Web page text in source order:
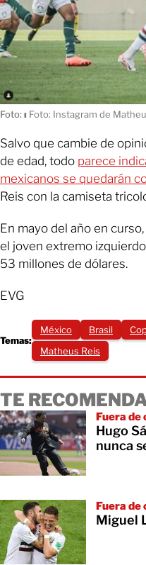
Foto:ı Foto: Instagram de
Salvo que cambie de
de edad, todo parece
mexicanos se quedarán
Reis con la camiseta
En mayo del año en curso,
el joven extremo
53 millones de dólares.
EVG
Temas:
México Brasil
Matheus Reis
TE
Fuera de
Hugo
nunca
Fuera de
Miguel